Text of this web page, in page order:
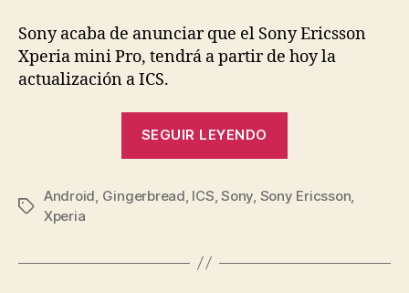
Sony acaba de anunciar que el Sony Ericsson
Xperia mini Pro, tendrá a partir de hoy la
actualización a ICS.
SEGUIR LEYENDO
mini
Etiquetas
Android Gingerbread ICS ,Sony Sony Ericsson
Xperia